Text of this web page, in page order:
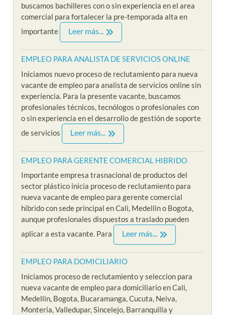
buscamos bachilleres con o sin experiencia en el area
comercial para fortalecer la pre-temporada alta en
importante
Leer más...
EMPLEO PARA ANALISTA DE SERVICIOS ONLINE
Iniciamos nuevo proceso de reclutamiento para nueva
vacante de empleo para analista de servicios online sin
experiencia. Para la presente vacante, buscamos
profesionales técnicos, tecnólogos o profesionales con
o sin experiencia en el desarrollo de gestión de soporte
de servicios
Leer más...
EMPLEO PARA GERENTE COMERCIAL HIBRIDO
Importante empresa trasnacional de productos del
sector plástico inicia proceso de reclutamiento para
nueva vacante de empleo para gerente comercial
hibrido con sede principal en Cali, Medellin o Bogota,
aunque profesionales dispuestos a traslado pueden
aplicar a esta vacante. Para
Leer más...
EMPLEO PARA DOMICILIARIO
Iniciamos proceso de reclutamiento y seleccion para
nueva vacante de empleo para domiciliario en Cali,
Medellin, Bogota, Bucaramanga, Cucuta, Neiva,
Monteria, Valledupar, Sincelejo, Barranquilla y